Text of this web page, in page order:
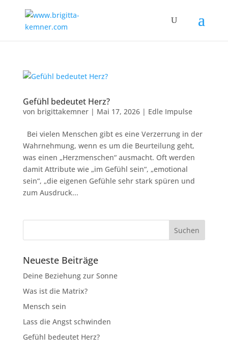
Gefühl bedeutet Herz?
von brigittakemner| Mai 17, 2026| Edle Impulse
Bei vielen Menschen gibt es eine Verzerrung in der
Wahrnehmung, wenn es um die Beurteilung geht,
was einen „Herzmenschen“ ausmacht. Oft werden
damit Attribute wie „im Gefühl sein“, „emotional
sein“, „die eigenen Gefühle sehr stark spüren und
zum Ausdruck...
Neueste Beiträge
Deine Beziehung zur Sonne
Was ist die Matrix?
Mensch sein
Lass die Angst schwinden
Gefühl bedeutet Herz?